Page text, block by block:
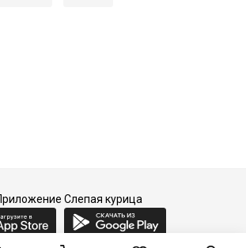
Слепая курица